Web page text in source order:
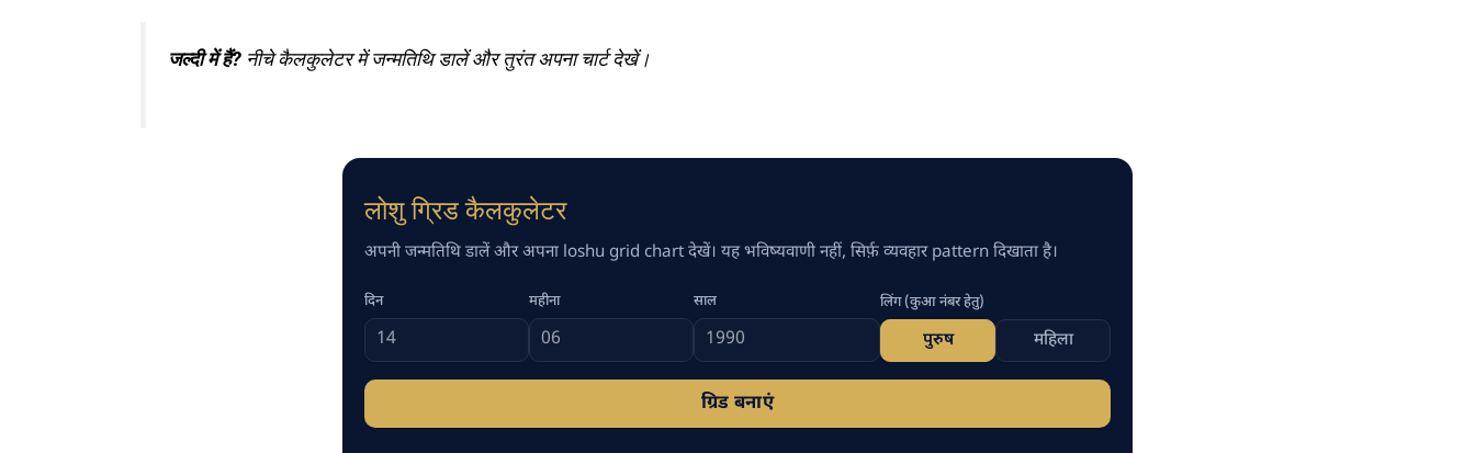
जल्दी में हैं? नीचे कैलकुलेटर में जन्मतिथि डालें और तुरंत अपना चार्ट देखें।
लोशु ग्रिड कैलकुलेटर
अपनी जन्मतिथि डालें और अपना loshu grid chart देखें। यह भविष्यवाणी नहीं, सिर्फ़ व्यवहार pattern दिखाता है।
दिन महीना साल लिंग (कुआ नंबर हेतु)
पुरुष महिला
ग्रिड बनाएं